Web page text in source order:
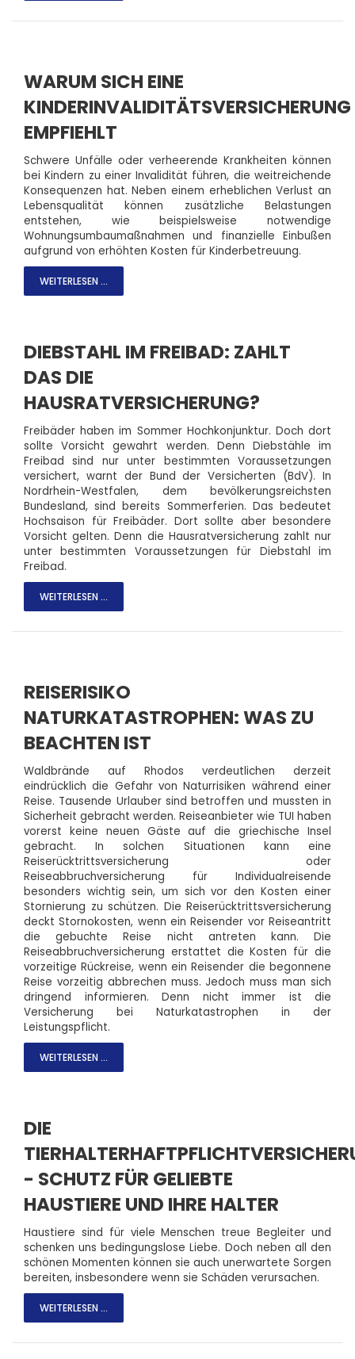
WARUM SICH EINE
KINDERINVALIDITÄTSVERSICHERUNG
EMPFIEHLT
Schwere Unfälle oder verheerende Krankheiten können
bei Kindern zu einer Invalidität führen, die weitreichende
Konsequenzen hat. Neben einem erheblichen Verlust an
Lebensqualität können zusätzliche Belastungen
entstehen, wie beispielsweise notwendige
Wohnungsumbaumaßnahmen und finanzielle Einbußen
aufgrund von erhöhten Kosten für Kinderbetreuung.
WEITERLESEN ...
DIEBSTAHL IM FREIBAD: ZAHLT
DAS DIE
HAUSRATVERSICHERUNG?
Freibäder haben im Sommer Hochkonjunktur. Doch dort
sollte Vorsicht gewahrt werden. Denn Diebstähle im
Freibad sind nur unter bestimmten Voraussetzungen
versichert, warnt der Bund der Versicherten (BdV). In
Nordrhein-Westfalen, dem bevölkerungsreichsten
Bundesland, sind bereits Sommerferien. Das bedeutet
Hochsaison für Freibäder. Dort sollte aber besondere
Vorsicht gelten. Denn die Hausratversicherung zahlt nur
unter bestimmten Voraussetzungen für Diebstahl im
Freibad.
WEITERLESEN ...
REISERISIKO
NATURKATASTROPHEN: WAS ZU
BEACHTEN IST
Waldbrände auf Rhodos verdeutlichen derzeit
eindrücklich die Gefahr von Naturrisiken während einer
Reise. Tausende Urlauber sind betroffen und mussten in
Sicherheit gebracht werden. Reiseanbieter wie TUI haben
vorerst keine neuen Gäste auf die griechische Insel
gebracht. In solchen Situationen kann eine
Reiserücktrittsversicherung oder
Reiseabbruchversicherung für Individualreisende
besonders wichtig sein, um sich vor den Kosten einer
Stornierung zu schützen. Die Reiserücktrittsversicherung
deckt Stornokosten, wenn ein Reisender vor Reiseantritt
die gebuchte Reise nicht antreten kann. Die
Reiseabbruchversicherung erstattet die Kosten für die
vorzeitige Rückreise, wenn ein Reisender die begonnene
Reise vorzeitig abbrechen muss. Jedoch muss man sich
dringend informieren. Denn nicht immer ist die
Versicherung bei Naturkatastrophen in der
Leistungspflicht.
WEITERLESEN ...
DIE
- SCHUTZ FÜR GELIEBTE
HAUSTIERE UND IHRE HALTER
Haustiere sind für viele Menschen treue Begleiter und
schenken uns bedingungslose Liebe. Doch neben all den
schönen Momenten können sie auch unerwartete Sorgen
bereiten, insbesondere wenn sie Schäden verursachen.
WEITERLESEN ...